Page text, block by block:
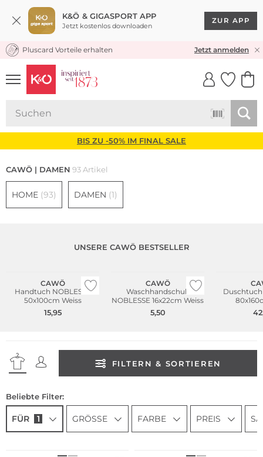
K&Ö & GIGASPORT APP
Jetzt kostenlos downloaden
ZUR APP
30 TAGE RÜCKGABERECHT
Pluscard Vorteile erhalten Jetzt anmelden
UNSERE APP
CLICK &
BIS ZU -50% IM FINAL SALE
CAWÖ | DAMEN 93 Artikel
HOME (93) DAMEN (1)
UNSERE CAWÖ BESTSELLER
CAWÖ
Handtuch NOBLESSE
50x100cm Weiss
15,95
CAWÖ
Waschhandschuh
NOBLESSE 16x22cm Weiss
5,50
Duschtuch
FILTERN & SORTIEREN
Beliebte Filter:
FÜR 1 GRÖSSE FARBE PREIS